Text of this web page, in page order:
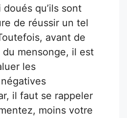
qu’ils sont
de réussir un tel
avant de
mensonge, il est
les
il faut se rappeler
moins votre